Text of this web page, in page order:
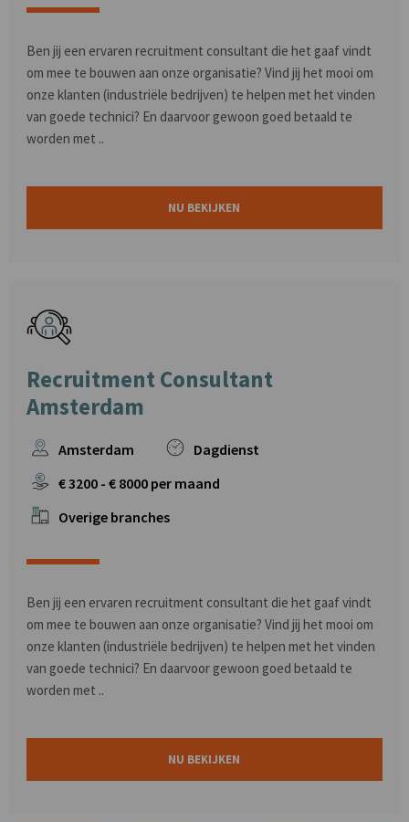
Ben jij een ervaren recruitment consultant die het gaaf vindt
om mee te bouwen aan onze organisatie? Vind jij het mooi om
onze klanten (industriële bedrijven) te helpen met het vinden
van goede technici? En daarvoor gewoon goed betaald te
worden met ..
NU BEKIJKEN
Recruitment Consultant
Amsterdam
Amsterdam
Dagdienst
€3200 - € 8000 per maand
Overige branches
Ben jij een ervaren recruitment consultant die het gaaf vindt
om mee te bouwen aan onze organisatie? Vind jij het mooi om
onze klanten (industriële bedrijven) te helpen met het vinden
van goede technici? En daarvoor gewoon goed betaald te
worden met ..
NU BEKIJKEN